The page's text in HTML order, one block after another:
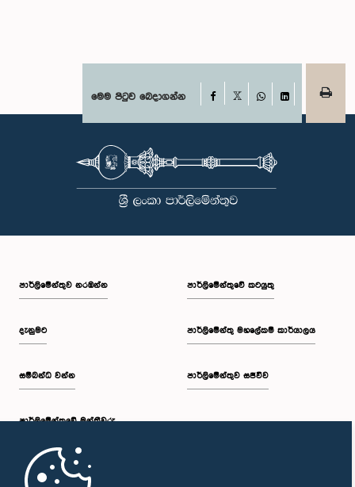
මෙම පිටුව බෙදාගන්න Facebook
පාර්ලි‌මේන්තුව නරඹන්න
දැනුමට
සම්බන්ධ වන්න
පාර්ලි‌මේන්තුවේ මන්ත්‍රීවරු
මුල් පිටුව
පාර්ලිමේන්තුවේ කටයුතු
පාර්ලිමේන්තු මහලේකම් කාර්යාලය
පාර්ලිමේන්තුව සජීවීව